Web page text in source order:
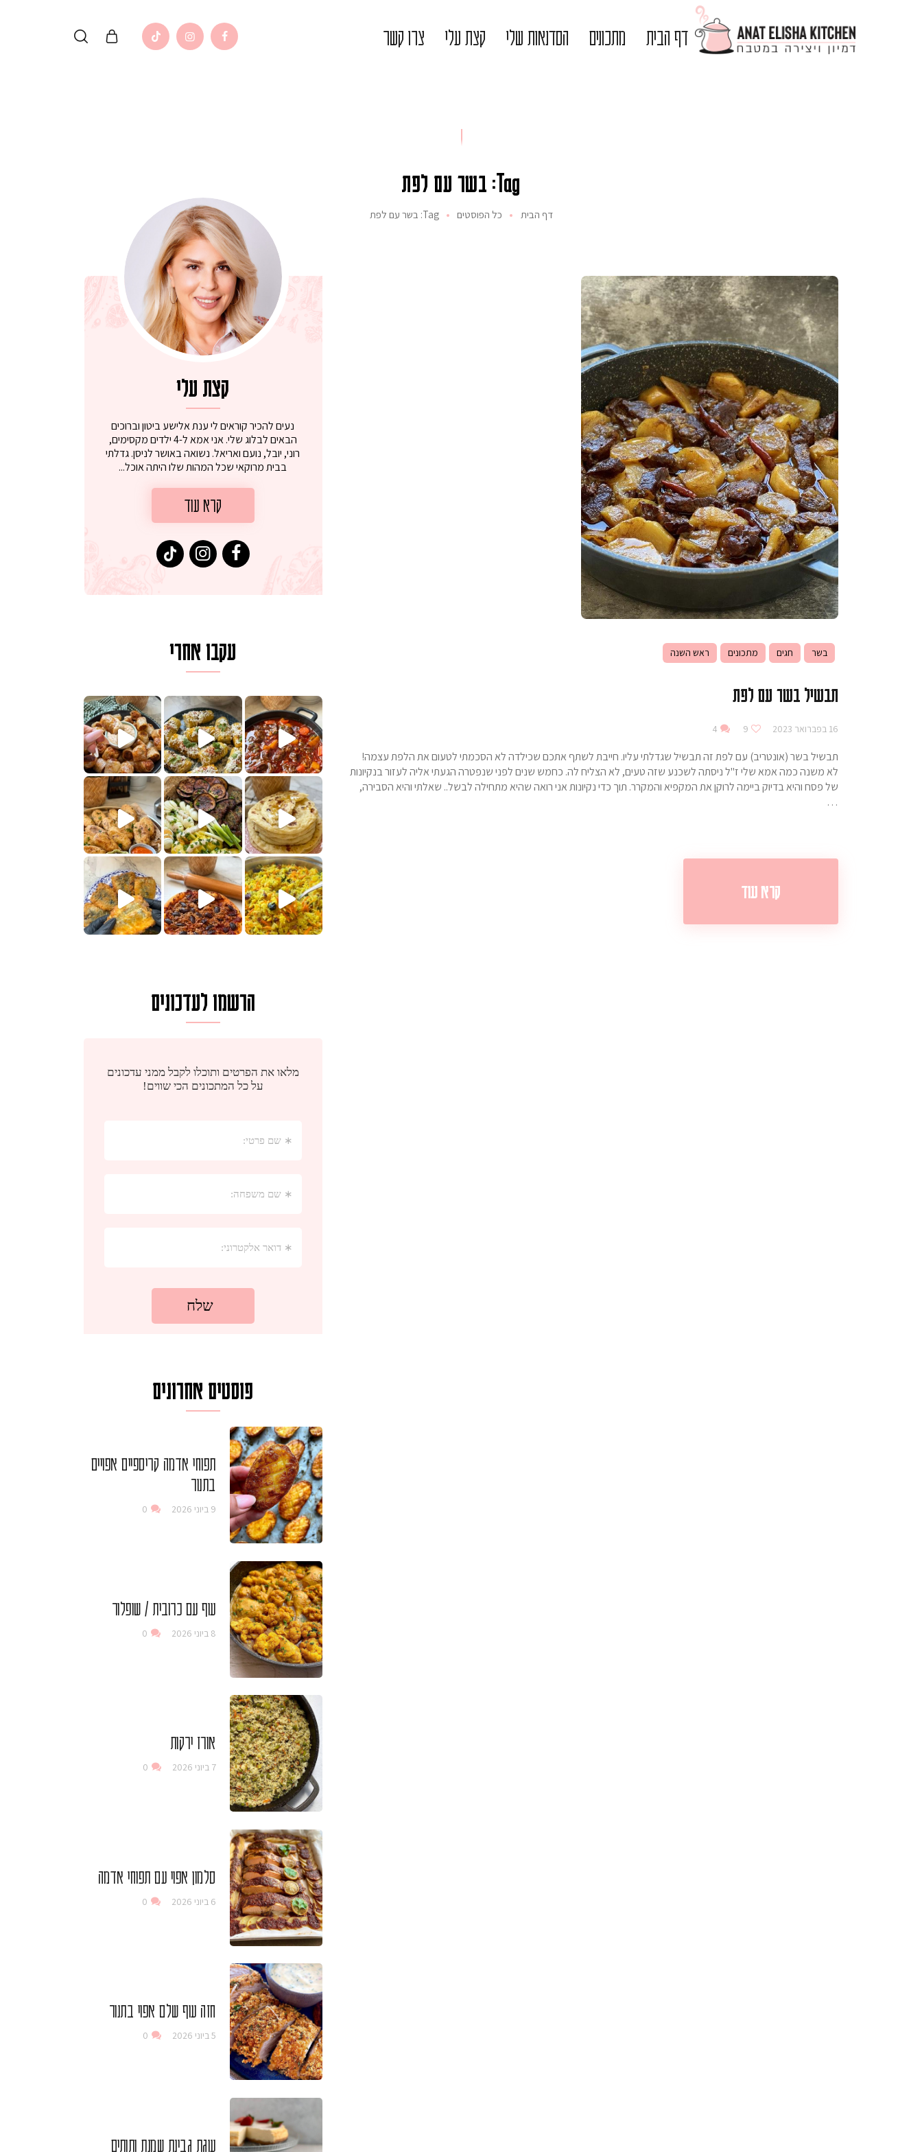
דף הבית מתכונים הסדנאות שלי קצת עלי צרו קשר
Tag: בשר עם לפת
דף הבית כל הפוסטים Tag: בשר עם לפת
בשר חגים מתכונים ראש השנה
תבשיל בשר עם לפת
16 בפברואר 2023 9
4
תבשיל בשר (אונטריב) עם לפת זה תבשיל שגדלתי עליו. חייבת לשתף אתכם שכילדה לא הסכמתי לטעום את הלפת עצמה!
לא משנה כמה אמא שלי ז"ל ניסתה לשכנע שזה טעים, לא הצליח לה. כחמש שנים לפני שנפטרה הגעתי אליה לעזור בנקיונות
של פסח והיא בדיוק ביימה לרוקן את המקפיא והמקרר. תוך כדי נקיונות אני רואה שהיא מתחילה לבשל.. שאלתי והיא הסבירה,
…
קרא עוד
קצת עלי
נעים להכיר קוראים לי ענת אלישע ביטון וברוכים
הבאים לבלוג שלי. אני אמא ל-4 ילדים מקסימים,
רוני, יובל, נועם ואריאל. נשואה באושר לניסן. גדלתי
בבית מרוקאי שכל המהות שלו היתה אוכל...
קרא עוד
עקבו אחרי
. גולש המר
קלחי תירס צרובים על מחבת עם גבינה בולגרית מעודנת מ
נשנושי פרגיות קריספיים ממכרים שמכינים בכמה דקות עב
לחם מחבת שהוא שילוב של מופלטה וספינז׳, רעיון מעול
⁨ סביח מפורק כי צריך לאכול משהו אז מה בשבילכם? בפ
פסטל טוניסאי לתשעת הימים, חשבתי מה לחדש לכם ונראה
למתכון
פיצה של תשעת הימים ולמה היא נקראת ככה? ההסבר בסרטו
מז׳ווז׳ין או בתרגום לעברית, מחותניםמתכון ראש
הרשמו לעדכונים
פוסטים אחרונים
תפוחי אדמה קריספיים אפויים
בתנור
9 ביוני 2026 0
עוף עם כרובית / שופלור
8 ביוני 2026 0
אורז ירקות
7 ביוני 2026 0
סלמון אפוי עם תפוחי אדמה
6 ביוני 2026 0
חזה עוף שלם אפוי בתנור
5 ביוני 2026 0
עוגת גבינת שמנת ותותים